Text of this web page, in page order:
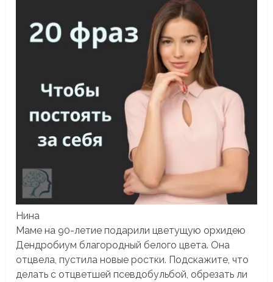
Нина
Маме на 90-летие подарили цветущую орхидею
Дендробиум благородный белого цвета. Она
отцвела, пустила новые ростки. Подскажите, что
делать с отцветшей псевдобульбой, обрезать ли